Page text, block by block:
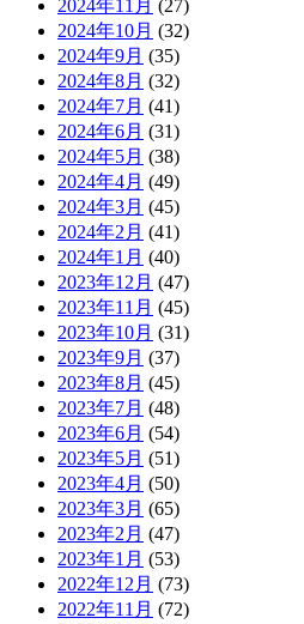
2024年11月 (27)
2024年10月 (32)
2024年9月 (35)
2024年8月 (32)
2024年7月 (41)
2024年6月 (31)
2024年5月 (38)
2024年4月 (49)
2024年3月 (45)
2024年2月 (41)
2024年1月 (40)
2023年12月 (47)
2023年11月 (45)
2023年10月 (31)
2023年9月 (37)
2023年8月 (45)
2023年7月 (48)
2023年6月 (54)
2023年5月 (51)
2023年4月 (50)
2023年3月 (65)
2023年2月 (47)
2023年1月 (53)
2022年12月 (73)
2022年11月 (72)